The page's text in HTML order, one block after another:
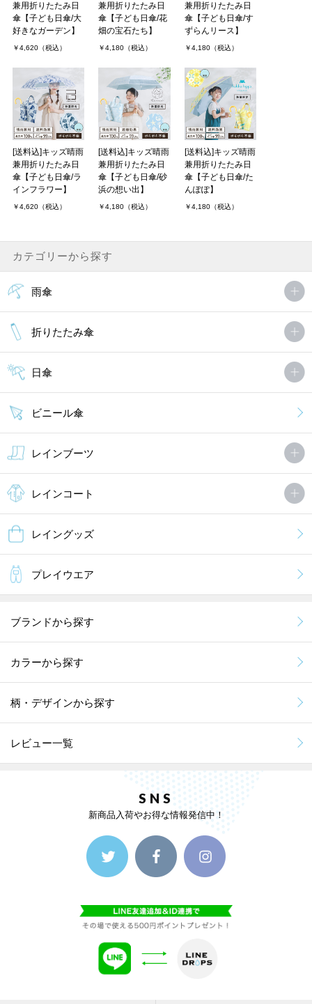
兼用折りたたみ日
傘【子ども日傘/大
好きなガーデン】
￥4,620（税込）
兼用折りたたみ日
傘【子ども日傘/花
畑の宝石たち】
￥4,180（税込）
兼用折りたたみ日
傘【子ども日傘/す
ずらんリース】
￥4,180（税込）
[送料込]キッズ晴雨
兼用折りたたみ日
傘【子ども日傘/ラ
インフラワー】
￥4,620（税込）
[送料込]キッズ晴雨
兼用折りたたみ日
傘【子ども日傘/砂
浜の想い出】
￥4,180（税込）
[送料込]キッズ晴雨
兼用折りたたみ日
傘【子ども日傘/た
んぽぽ】
￥4,180（税込）
カテゴリーから探す
雨傘
折りたたみ傘
日傘
ビニール傘
レインブーツ
レインコート
レイングッズ
プレイウエア
ブランドから探す
カラーから探す
柄・デザインから探す
レビュー一覧
SNS
新商品入荷やお得な情報発信中！